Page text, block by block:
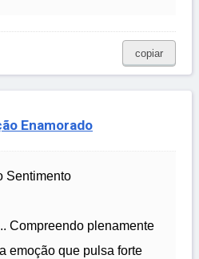
copiar
Enamorado
Sentimento
Compreendo plenamente
emoção que pulsa forte